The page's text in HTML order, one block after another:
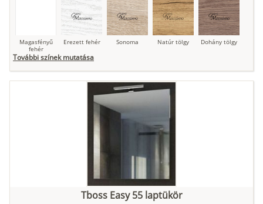
Magasfényű
fehér
Erezett fehér Sonoma Natúr tölgy Dohány tölgy
Nádzöld
További színek mutatása
Tboss Easy 55 laptükör